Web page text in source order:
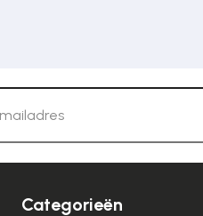
Categorieën